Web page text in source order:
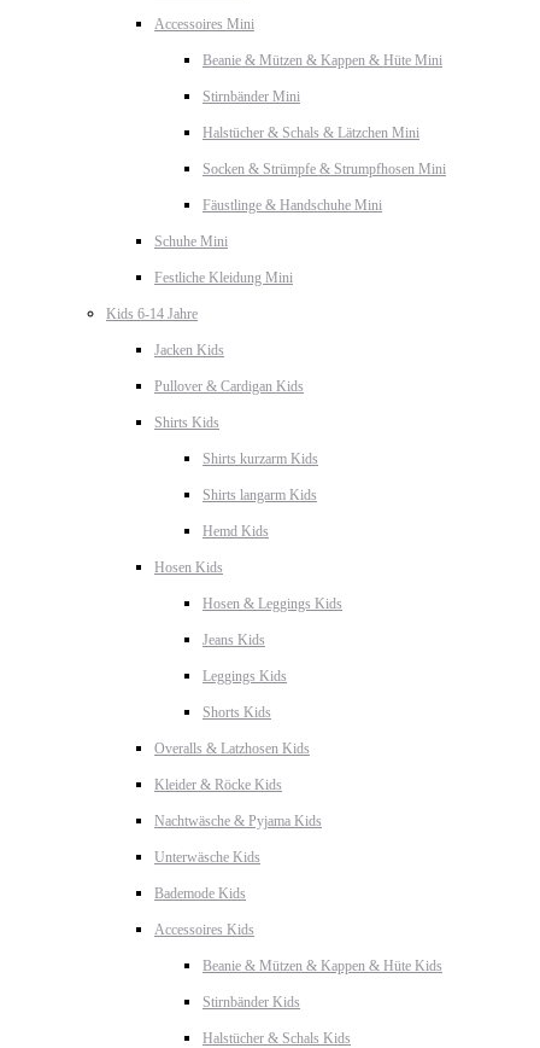
Accessoires Mini
Beanie & Mützen & Kappen & Hüte Mini
Stirnbänder Mini
Halstücher & Schals & Lätzchen Mini
Socken & Strümpfe & Strumpfhosen Mini
Fäustlinge & Handschuhe Mini
Schuhe Mini
Festliche Kleidung Mini
Kids 6-14 Jahre
Jacken Kids
Pullover & Cardigan Kids
Shirts Kids
Shirts kurzarm Kids
Shirts langarm Kids
Hemd Kids
Hosen Kids
Hosen & Leggings Kids
Jeans Kids
Leggings Kids
Shorts Kids
Overalls & Latzhosen Kids
Kleider & Röcke Kids
Nachtwäsche & Pyjama Kids
Unterwäsche Kids
Bademode Kids
Accessoires Kids
Beanie & Mützen & Kappen & Hüte Kids
Stirnbänder Kids
Halstücher & Schals Kids